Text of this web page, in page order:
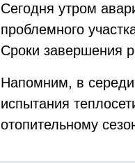
Сегодня утром
проблемного
Сроки завершения
Напомним, в
испытания
отопительному